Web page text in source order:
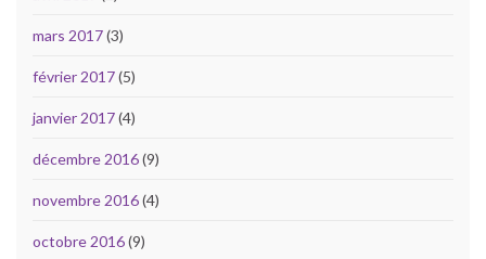
mars 2017(3)
février 2017(5)
janvier 2017(4)
décembre 2016(9)
novembre 2016(4)
octobre 2016(9)